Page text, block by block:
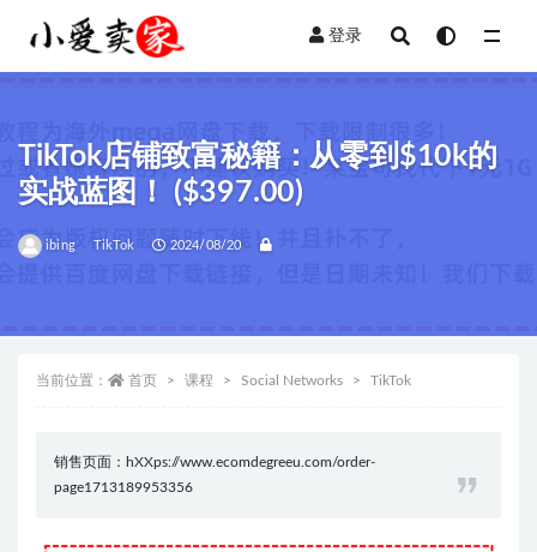
登录
TikTok店铺致富秘籍：从零到$10k的
实战蓝图！ ($397.00)
ibing TikTok 2024/08/20
当前位置： 首页 课程 Social Networks TikTok
销售页面：hXXps://www.ecomdegreeu.com/order-
page1713189953356